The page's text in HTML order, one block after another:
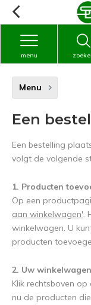
menu
Menu
Een
Een bestelling
volgt de volgende
1. Producten
Op een
aan winkelwagen'.
winkelwagen. U
producten
2. Uw winkelwagen
Klik rechtsboven
nu de producten